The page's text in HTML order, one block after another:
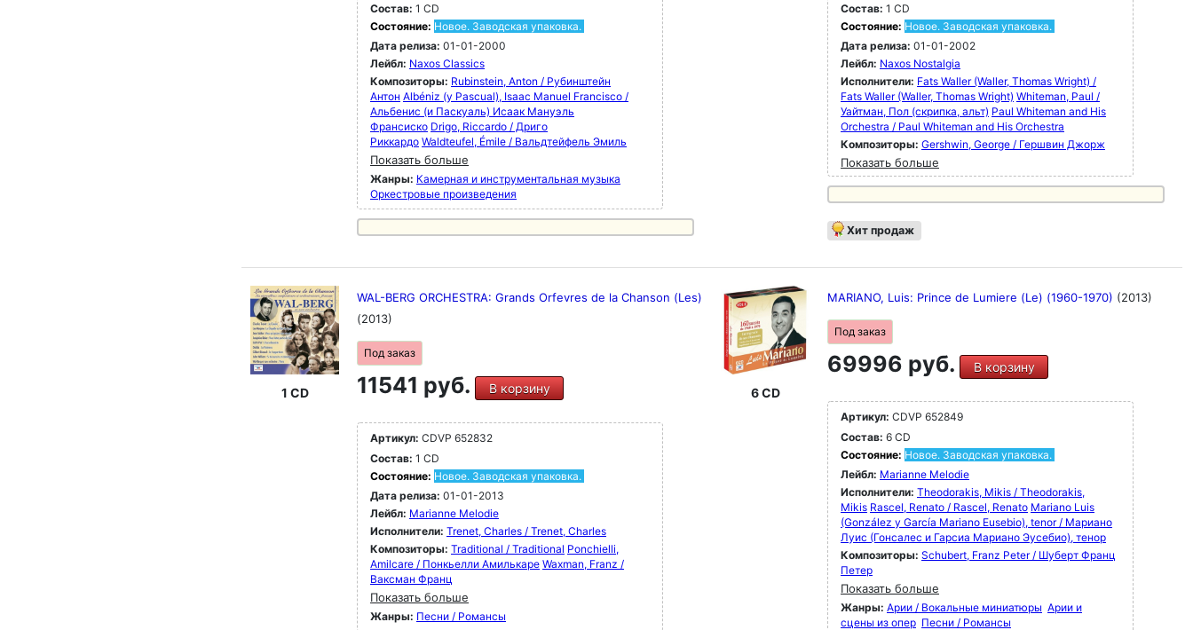
Состав: 1 CD
Состояние: Новое. Заводская упаковка.
Дата релиза: 01-01-2000
Лейбл: Naxos Classics
Композиторы: Rubinstein, Anton / Рубинштейн
Антон Albéniz (y Pascual), Isaac Manuel Francisco /
Альбенис (и Паскуаль) Исаак Мануэль
Франсиско Drigo, Riccardo / Дриго
Риккардо Waldteufel, Émile / Вальдтейфель Эмиль
Показать больше
Жанры: Камерная и инструментальная музыка
Оркестровые произведения
Состав: 1 CD
Состояние: Новое. Заводская упаковка.
Дата релиза: 01-01-2002
Лейбл: Naxos Nostalgia
Исполнители: Fats Waller (Waller, Thomas Wright) /
Fats Waller (Waller, Thomas Wright) Whiteman, Paul /
Уайтман, Пол (скрипка, альт) Paul Whiteman and His
Orchestra / Paul Whiteman and His Orchestra
Композиторы: Gershwin, George / Гершвин Джорж
Показать больше
Хит продаж
1 CD
WAL-BERG ORCHESTRA: Grands Orfevres de la Chanson (Les)
(2013)
Под заказ
11541 руб. В корзину
Артикул: CDVP 652832
Состав: 1 CD
Состояние: Новое. Заводская упаковка.
Дата релиза: 01-01-2013
Лейбл: Marianne Melodie
Исполнители: Trenet, Charles / Trenet, Charles
Композиторы: Traditional / Traditional Ponchielli,
Amilcare / Понкьелли Амилькаре Waxman, Franz /
Ваксман Франц
Показать больше
Жанры: Песни / Романсы
6 CD
MARIANO, Luis: Prince de Lumiere (Le) (1960-1970) (2013)
Под заказ
69996 руб. В корзину
Артикул: CDVP 652849
Состав: 6 CD
Состояние: Новое. Заводская упаковка.
Лейбл: Marianne Melodie
Исполнители: Theodorakis, Mikis / Theodorakis,
Mikis Rascel, Renato / Rascel, Renato Mariano Luis
(González y García Mariano Eusebio), tenor / Мариано
Луис (Гонсалес и Гарсиа Мариано Эусебио), тенор
Композиторы: Schubert, Franz Peter / Шуберт Франц
Петер
Показать больше
Жанры: Арии / Вокальные миниатюры Арии и
сцены из опер Песни / Романсы